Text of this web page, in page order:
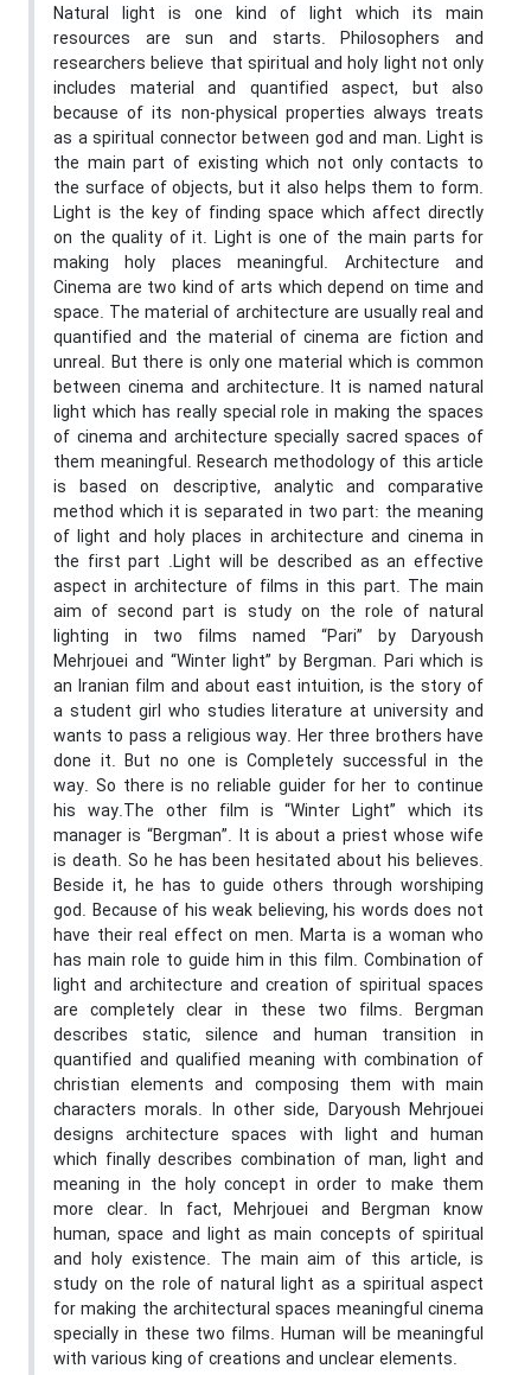
Natural light is one kind of light which its main
resources are sun and starts. Philosophers and
researchers believe that spiritual and holy light not only
includes material and quantified aspect, but also
because of its non-physical properties always treats
as a spiritual connector between god and man. Light is
the main part of existing which not only contacts to
the surface of objects, but it also helps them to form.
Light is the key of finding space which affect directly
on the quality of it. Light is one of the main parts for
making holy places meaningful. Architecture and
Cinema are two kind of arts which depend on time and
space. The material of architecture are usually real and
quantified and the material of cinema are fiction and
unreal. But there is only one material which is common
between cinema and architecture. It is named natural
light which has really special role in making the spaces
of cinema and architecture specially sacred spaces of
them meaningful. Research methodology of this article
is based on descriptive, analytic and comparative
method which it is separated in two part: the meaning
of light and holy places in architecture and cinema in
the first part .Light will be described as an effective
aspect in architecture of films in this part. The main
aim of second part is study on the role of natural
lighting in two films named “Pari” by Daryoush
Mehrjouei and “Winter light” by Bergman. Pari which is
an Iranian film and about east intuition, is the story of
a student girl who studies literature at university and
wants to pass a religious way. Her three brothers have
done it. But no one is Completely successful in the
way. So there is no reliable guider for her to continue
his way.The other film is “Winter Light” which its
manager is “Bergman”. It is about a priest whose wife
is death. So he has been hesitated about his believes.
Beside it, he has to guide others through worshiping
god. Because of his weak believing, his words does not
have their real effect on men. Marta is a woman who
has main role to guide him in this film. Combination of
light and architecture and creation of spiritual spaces
are completely clear in these two films. Bergman
describes static, silence and human transition in
quantified and qualified meaning with combination of
christian elements and composing them with main
characters morals. In other side, Daryoush Mehrjouei
designs architecture spaces with light and human
which finally describes combination of man, light and
meaning in the holy concept in order to make them
more clear. In fact, Mehrjouei and Bergman know
human, space and light as main concepts of spiritual
and holy existence. The main aim of this article, is
study on the role of natural light as a spiritual aspect
for making the architectural spaces meaningful cinema
specially in these two films. Human will be meaningful
with various king of creations and unclear elements.